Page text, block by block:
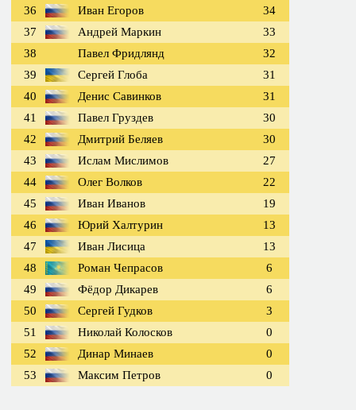
36 Иван Егоров
34
37
Андрей Маркин
33
38
Павел Фридлянд
32
39
Сергей Глоба
31
40
Денис Савинков
31
41
Павел Груздев
30
42
Дмитрий Беляев
30
43
Ислам Мислимов
27
44
Олег Волков
22
45
Иван Иванов
19
46
Юрий Халтурин
13
47
Иван Лисица
13
48
Роман Чепрасов
6
49
Фёдор Дикарев
6
50
Сергей Гудков
3
51
Николай Колосков
0
52
Динар Минаев
0
53
Максим Петров 0